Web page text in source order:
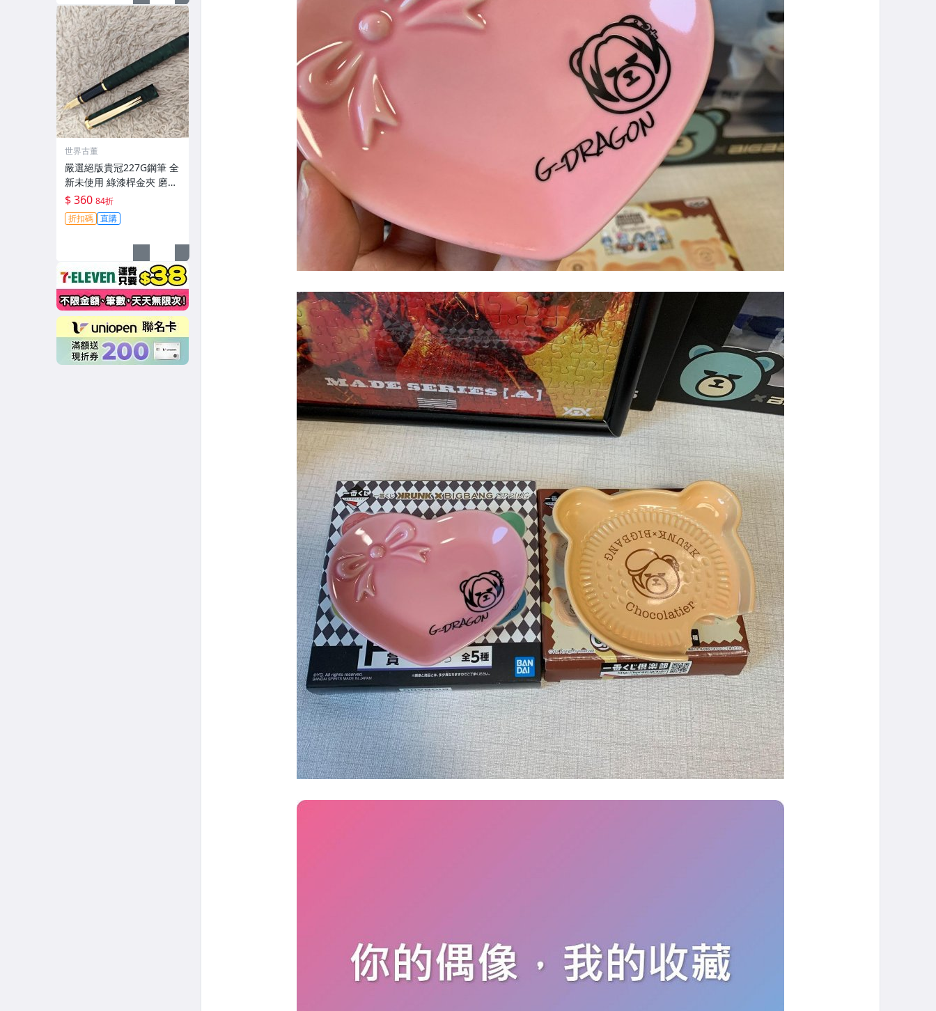
世界古董
嚴選絕版貴冠227G鋼筆 全
新未使用 綠漆桿金夾 磨砂
金屬外殼 大明尖飽滿墨水
試寫順滑 適合收藏使用 老
鋼筆 條件好 銑筆
$ 360 84折
折扣碼 直購